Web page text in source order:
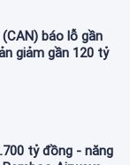
báo lỗ gần
giảm gần 120 tỷ
tỷ đồng - năng